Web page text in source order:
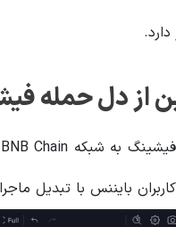
از دل حمله
بایننس با تبدیل